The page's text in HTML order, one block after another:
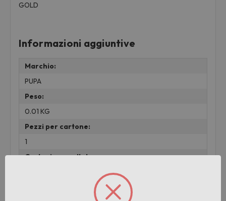
GOLD
Informazioni aggiuntive
Marchio:
PUPA
Peso:
0.01 KG
Pezzi per cartone:
1
Cartoni per pallet: